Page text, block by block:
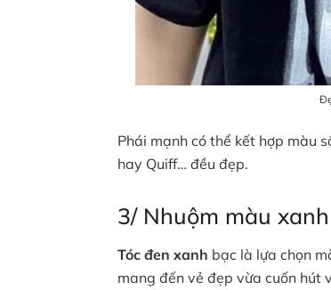
Phái mạnh có thể kết hợp màu
hay Quiff… đều đẹp.
3/ Nhuộm màu
Tóc đen xanh bạc là lựa chọn
mang đến vẻ đẹp vừa cuốn hút